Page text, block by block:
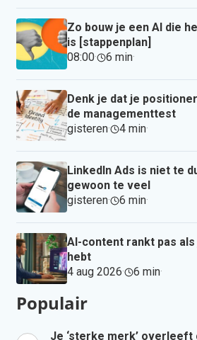
Zo bouw je een AI die
is [stappenplan]
08:00· 6 min·
Denk je dat je
de managementtest
gisteren· 4 min·
LinkedIn Ads is niet te
gewoon te veel
gisteren· 6 min·
AI-content rankt pas
hebt
4 aug 2026· 6 min·
Populair
Je ‘sterke merk’